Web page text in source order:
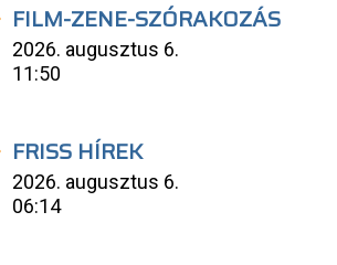
FILM-ZENE-SZÓRAKOZÁS
2026. augusztus 6.
11:50
FRISS HÍREK
2026. augusztus 6.
06:14